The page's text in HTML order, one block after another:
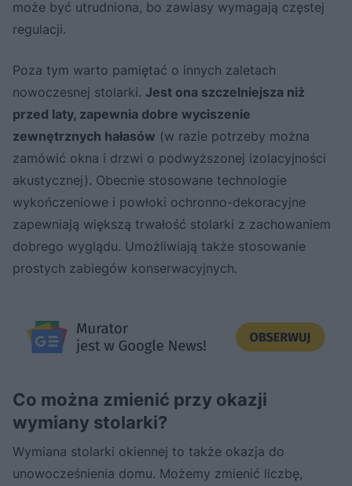
może być utrudniona, bo zawiasy wymagają częstej
regulacji.
Poza tym warto pamiętać o innych zaletach
nowoczesnej stolarki. Jest ona szczelniejsza niż
przed laty, zapewnia dobre wyciszenie
zewnętrznych hałasów (w razie potrzeby można
zamówić okna i drzwi o podwyższonej izolacyjności
akustycznej). Obecnie stosowane technologie
wykończeniowe i powłoki ochronno-dekoracyjne
zapewniają większą trwałość stolarki z zachowaniem
dobrego wyglądu. Umożliwiają także stosowanie
prostych zabiegów konserwacyjnych.
Co można zmienić przy okazji
wymiany stolarki?
Wymiana stolarki okiennej to także okazja do
unowocześnienia domu. Możemy zmienić liczbę,